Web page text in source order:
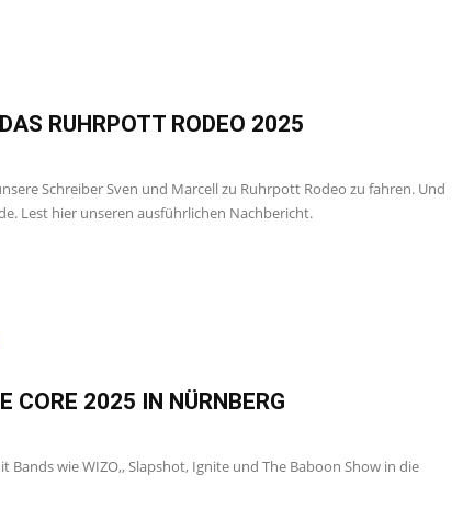
RUHRPOTT RODEO 2025
Schreiber Sven und Marcell zu Ruhrpott Rodeo zu fahren. Und
Lest hier unseren ausführlichen Nachbericht.
CORE 2025 IN NÜRNBERG
Bands wie WIZO,, Slapshot, Ignite und The Baboon Show in die